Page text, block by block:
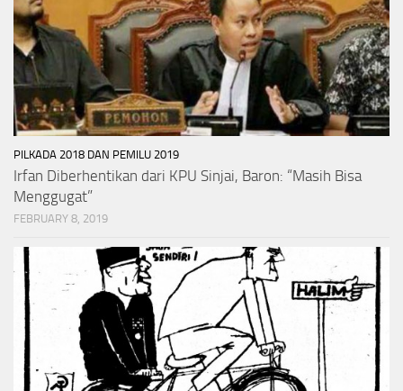
PILKADA 2018 DAN PEMILU 2019
Irfan Diberhentikan dari KPU Sinjai, Baron: “Masih Bisa
Menggugat”
FEBRUARY 8, 2019